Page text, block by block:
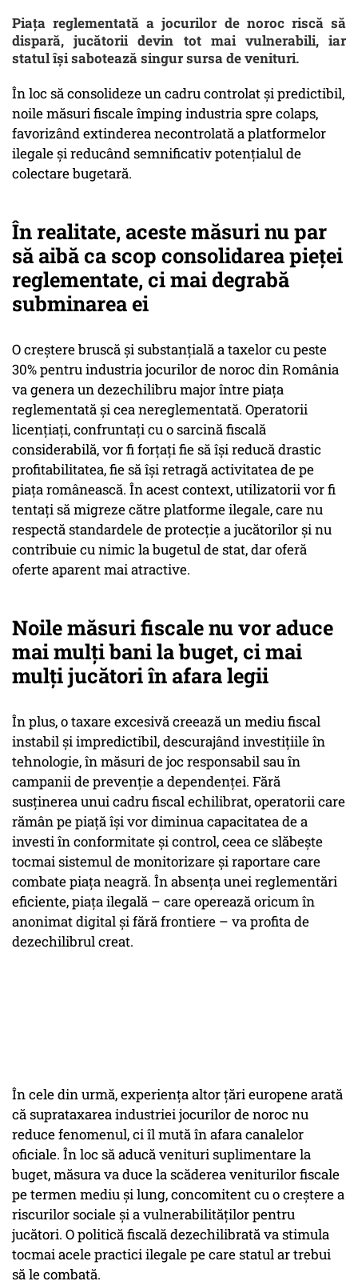
Piața reglementată a jocurilor de noroc riscă să
dispară, jucătorii devin tot mai vulnerabili, iar
statul își sabotează singur sursa de venituri.
În loc să consolideze un cadru controlat și predictibil,
noile măsuri fiscale împing industria spre colaps,
favorizând extinderea necontrolată a platformelor
ilegale și reducând semnificativ potențialul de
colectare bugetară.
În realitate, aceste măsuri nu par
să aibă ca scop consolidarea pieței
reglementate, ci mai degrabă
subminarea ei
O creștere bruscă și substanțială a taxelor cu peste
30% pentru industria jocurilor de noroc din România
va genera un dezechilibru major între piața
reglementată și cea nereglementată. Operatorii
licențiați, confruntați cu o sarcină fiscală
considerabilă, vor fi forțați fie să își reducă drastic
profitabilitatea, fie să își retragă activitatea de pe
piața românească. În acest context, utilizatorii vor fi
tentați să migreze către platforme ilegale, care nu
respectă standardele de protecție a jucătorilor și nu
contribuie cu nimic la bugetul de stat, dar oferă
oferte aparent mai atractive.
Noile măsuri fiscale nu vor aduce
mai mulți bani la buget, ci mai
mulți jucători în afara legii
În plus, o taxare excesivă creează un mediu fiscal
instabil și impredictibil, descurajând investițiile în
tehnologie, în măsuri de joc responsabil sau în
campanii de prevenție a dependenței. Fără
susținerea unui cadru fiscal echilibrat, operatorii care
rămân pe piață își vor diminua capacitatea de a
investi în conformitate și control, ceea ce slăbește
tocmai sistemul de monitorizare și raportare care
combate piața neagră. În absența unei reglementări
eficiente, piața ilegală – care operează oricum în
anonimat digital și fără frontiere – va profita de
dezechilibrul creat.
În cele din urmă, experiența altor țări europene arată
că suprataxarea industriei jocurilor de noroc nu
reduce fenomenul, ci îl mută în afara canalelor
oficiale. În loc să aducă venituri suplimentare la
buget, măsura va duce la scăderea veniturilor fiscale
pe termen mediu și lung, concomitent cu o creștere a
riscurilor sociale și a vulnerabilităților pentru
jucători. O politică fiscală dezechilibrată va stimula
tocmai acele practici ilegale pe care statul ar trebui
să le combată.